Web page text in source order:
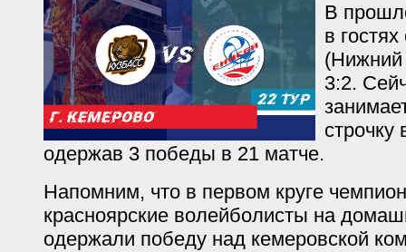
В
в
(Нижний
3:2.
строчку
одержав 3 победы в 21 матче.
Напомним, что в первом круге
красноярские волейболисты на
одержали победу над кемеровской